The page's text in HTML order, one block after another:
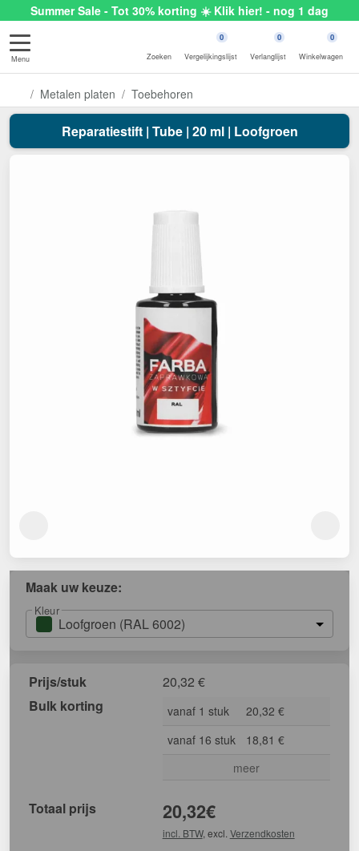
Summer Sale - Tot 30% korting ☀️ Klik hier! - nog 1 dag
Menu Zoeken
0
Vergelijkingslijst
0
Verlanglijst
0
Winkelwagen
Metalen platen Toebehoren
Reparatiestift | Tube | 20 ml | Loofgroen
Maak uw keuze:
Kleur
Loofgroen (RAL 6002)
Prijs/stuk 20,32 €
Bulk korting
vanaf 1 stuk
20,32 €
vanaf 16 stuk
18,81 €
meer
Totaal prijs 20,32€
incl. BTW, excl. Verzendkosten